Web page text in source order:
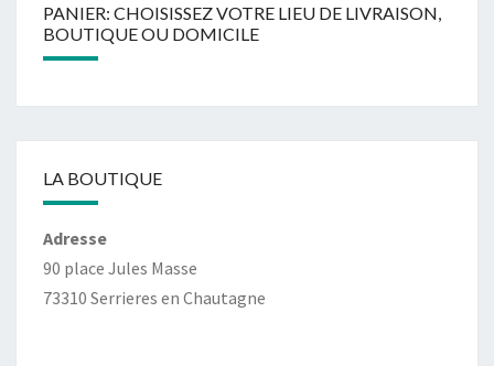
PANIER: CHOISISSEZ VOTRE LIEU DE LIVRAISON,
BOUTIQUE OU DOMICILE
LA BOUTIQUE
Adresse
90 place Jules Masse
73310 Serrieres en Chautagne